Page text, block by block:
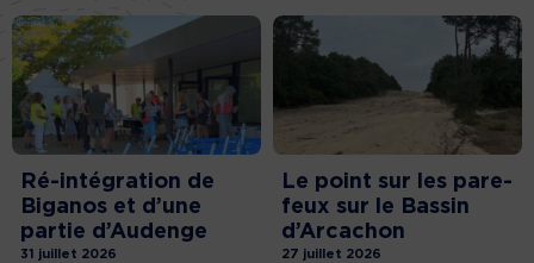
Ré-intégration de
Biganos et d’une
partie d’Audenge
31 juillet 2026
Le point sur les pare-
feux sur le Bassin
d’Arcachon
27 juillet 2026